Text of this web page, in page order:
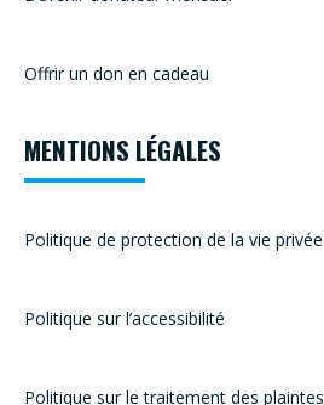
Offrir un don en cadeau
MENTIONS LÉGALES
Politique de protection de la vie privée
Politique sur l’accessibilité
Politique sur le traitement des plaintes